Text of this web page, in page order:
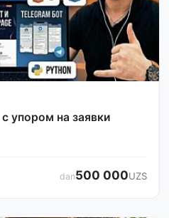
упором на заявки
dan500 000UZS